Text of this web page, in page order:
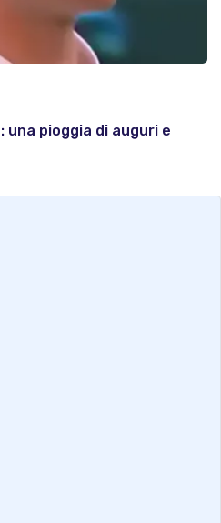
pioggia di auguri e